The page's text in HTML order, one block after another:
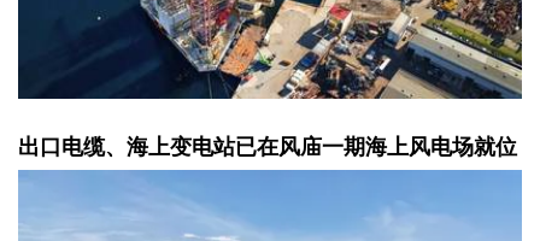
出口电缆、海上变电站已在风庙一期海上风电场就位